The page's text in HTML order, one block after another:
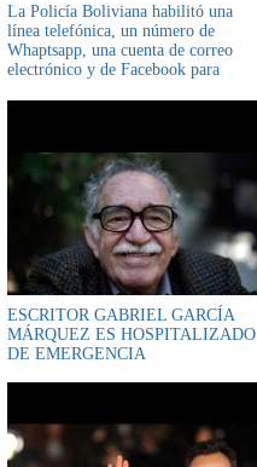
La Policía Boliviana habilitó una
línea telefónica, un número de
Whaptsapp, una cuenta de correo
electrónico y de Facebook para
ESCRITOR GABRIEL GARCÍA
MÁRQUEZ ES HOSPITALIZADO
DE EMERGENCIA